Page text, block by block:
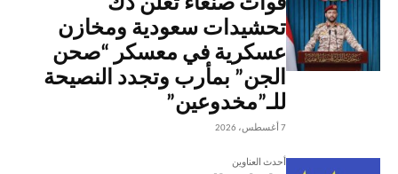
قوات صنعاء تعلن دك
تحشيدات سعودية ومخازن
عسكرية في معسكر “صحن
الجن” بمأرب وتجدد النصيحة
للـ”مخدوعين”
7 أغسطس، 2026
أحدث العناوين